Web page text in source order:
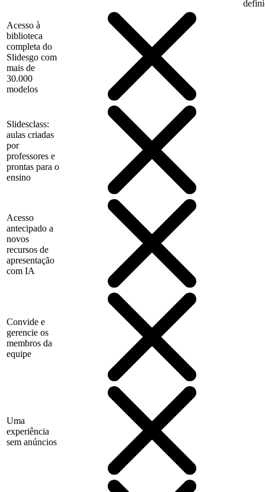
Acesso à
biblioteca
completa do
Slidesgo com
mais de
30.000
modelos
Slidesclass:
aulas criadas
por
professores e
prontas para o
ensino
Acesso
antecipado a
novos
recursos de
apresentação
com IA
Convide e
gerencie os
membros da
equipe
Uma
experiência
sem anúncios